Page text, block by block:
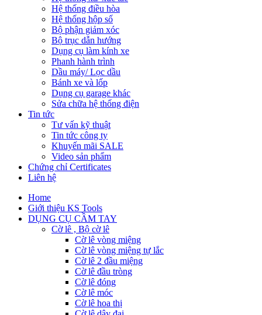
Hệ thống điều hòa
Hệ thống hộp số
Bộ phận giảm xóc
Bộ trục dẫn hướng
Dụng cụ làm kính xe
Phanh hành trình
Dầu máy/ Lọc dầu
Bánh xe và lốp
Dụng cụ garage khác
Sửa chữa hệ thống điện
Tin tức
Tư vấn kỹ thuật
Tin tức công ty
Khuyến mãi SALE
Video sản phẩm
Chứng chỉ Certificates
Liên hệ
Home
Giới thiệu KS Tools
DỤNG CỤ CẦM TAY
Cờ lê , Bộ cờ lê
Cờ lê vòng miệng
Cờ lê vòng miệng tự lắc
Cờ lê 2 đầu miệng
Cờ lê đầu tròng
Cờ lê đóng
Cờ lê móc
Cờ lê hoa thị